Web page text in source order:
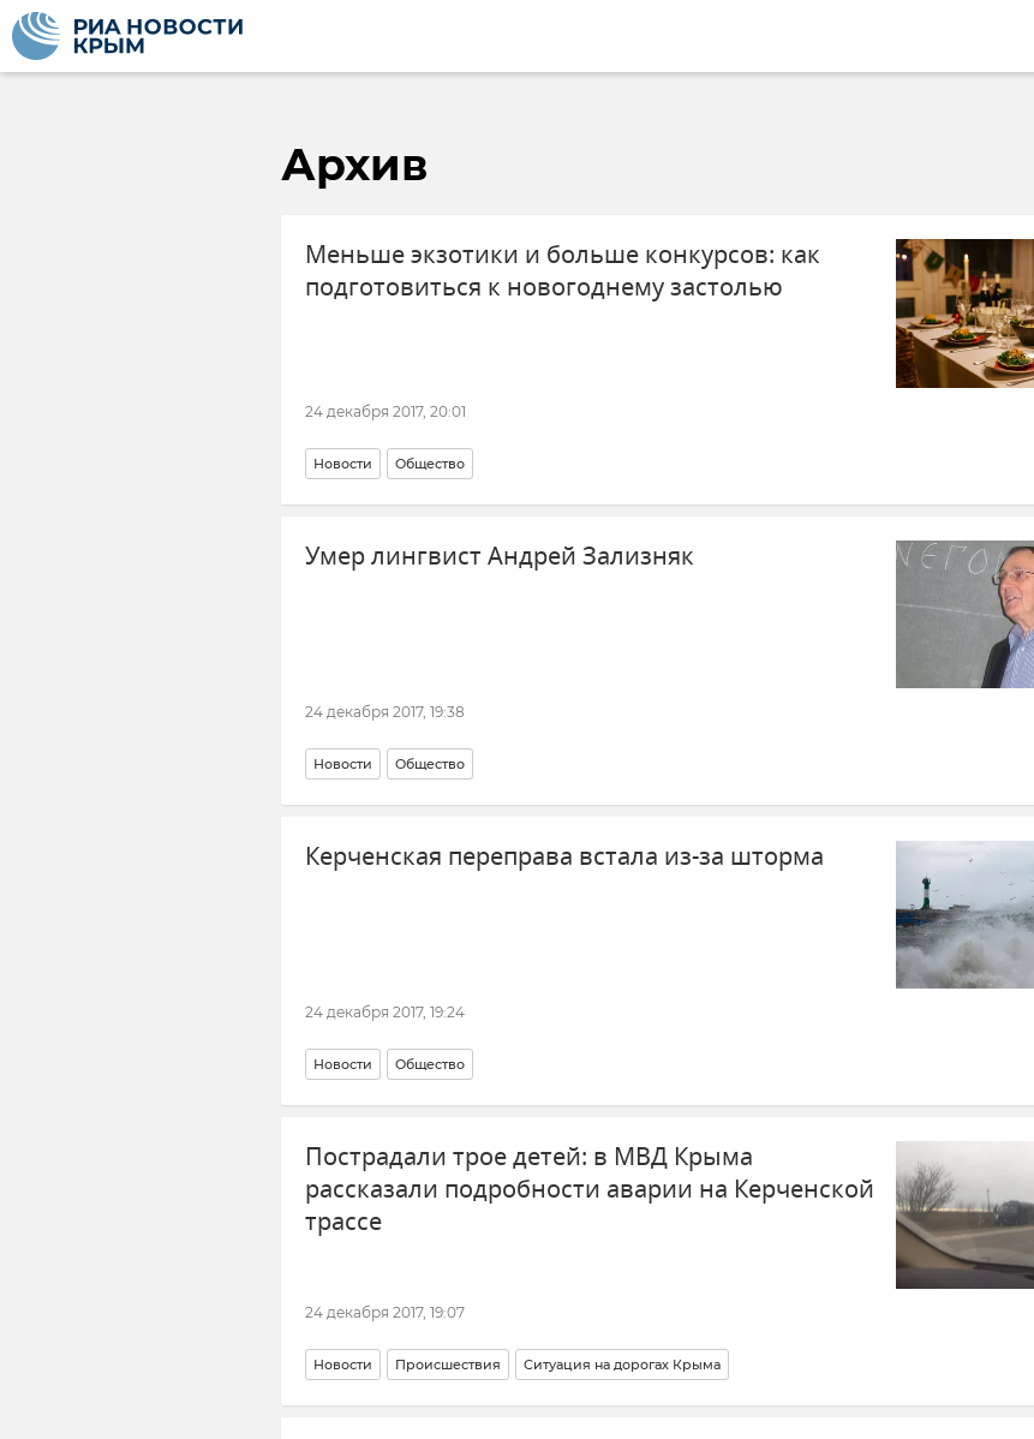
Архив
Меньше экзотики и больше конкурсов: как
подготовиться к новогоднему застолью
24 декабря 2017, 20:01
Новости Общество
Умер лингвист Андрей Зализняк
24 декабря 2017, 19:38
Новости Общество
Керченская переправа встала из-за шторма
24 декабря 2017, 19:24
Новости Общество
Пострадали трое детей: в МВД Крыма
рассказали подробности аварии на Керченской
трассе
24 декабря 2017, 19:07
Новости Происшествия Ситуация на дорогах Крыма